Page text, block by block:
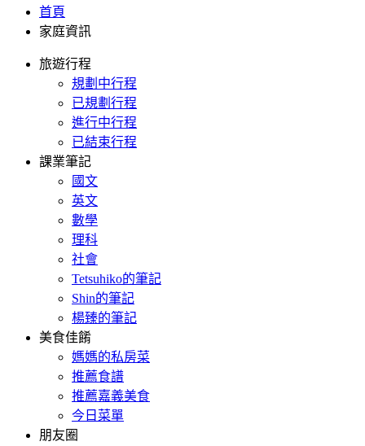
首頁
家庭資訊
旅遊行程
規劃中行程
已規劃行程
進行中行程
已結束行程
課業筆記
國文
英文
數學
理科
社會
Tetsuhiko的筆記
Shin的筆記
楊臻的筆記
美食佳餚
媽媽的私房菜
推薦食譜
推薦嘉義美食
今日菜單
朋友圈